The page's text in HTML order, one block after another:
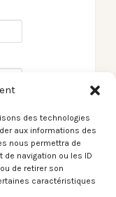
des technologies
aux informations des
nous permettra de
navigation ou les ID
de retirer son
caractéristiques